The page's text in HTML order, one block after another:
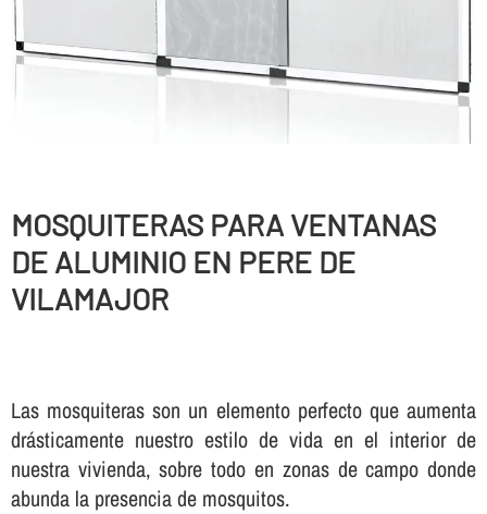
MOSQUITERAS PARA VENTANAS
DE ALUMINIO EN PERE DE
VILAMAJOR
Las mosquiteras son un elemento perfecto que aumenta
drásticamente nuestro estilo de vida en el interior de
nuestra vivienda, sobre todo en zonas de campo donde
abunda la presencia de mosquitos.